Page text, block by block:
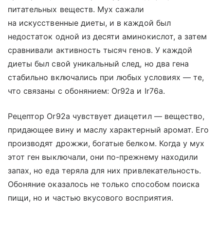
питательных веществ. Мух сажали
на искусственные диеты, и в каждой был
недостаток одной из десяти аминокислот, а затем
сравнивали активность тысяч генов. У каждой
диеты был свой уникальный след, но два гена
стабильно включались при любых условиях — те,
что связаны с обонянием: Or92a и Ir76a.
Рецептор Or92a чувствует диацетил — вещество,
придающее вину и маслу характерный аромат. Его
производят дрожжи, богатые белком. Когда у мух
этот ген выключали, они по-прежнему находили
запах, но еда теряла для них привлекательность.
Обоняние оказалось не только способом поиска
пищи, но и частью вкусового восприятия.